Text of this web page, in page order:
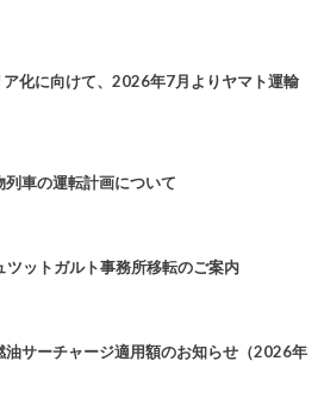
ア化に向けて、2026年7月よりヤマト運輸
車の運転計画について
ツットガルト事務所移転のご案内
油サーチャージ適用額のお知らせ（2026年